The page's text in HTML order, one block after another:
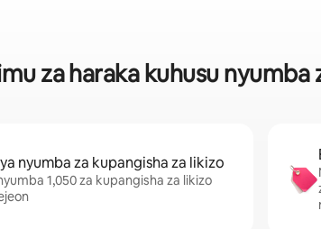
za haraka kuhusu
nyumba za kupangisha za likizo
1,050 za kupangisha za likizo